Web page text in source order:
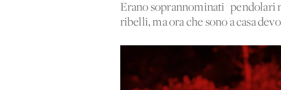
Erano soprannominati ''pendolari
ribelli, ma ora che sono a casa